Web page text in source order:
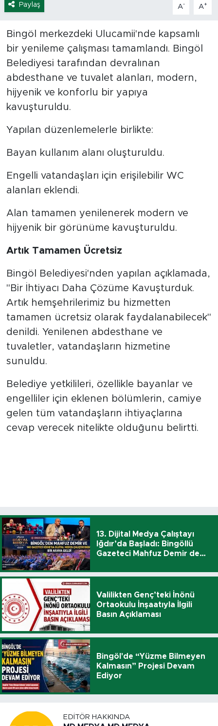
Paylaş A- A+
Bingöl merkezdeki Ulucamii'nde kapsamlı
bir yenileme çalışması tamamlandı. Bingöl
Belediyesi tarafından devralınan
abdesthane ve tuvalet alanları, modern,
hijyenik ve konforlu bir yapıya
kavuşturuldu.
Yapılan düzenlemelerle birlikte:
Bayan kullanım alanı oluşturuldu.
Engelli vatandaşları için erişilebilir WC
alanları eklendi.
Alan tamamen yenilenerek modern ve
hijyenik bir görünüme kavuşturuldu.
Artık Tamamen Ücretsiz
Bingöl Belediyesi'nden yapılan açıklamada,
"Bir İhtiyacı Daha Çözüme Kavuşturduk.
Artık hemşehrilerimiz bu hizmetten
tamamen ücretsiz olarak faydalanabilecek"
denildi. Yenilenen abdesthane ve
tuvaletler, vatandaşların hizmetine
sunuldu.
Belediye yetkilileri, özellikle bayanlar ve
engelliler için eklenen bölümlerin, camiye
gelen tüm vatandaşların ihtiyaçlarına
cevap verecek nitelikte olduğunu belirtti.
13. Dijital Medya Çalıştayı
Iğdır’da Başladı: Bingöllü
Gazeteci Mahfuz Demir de
Valilikten Genç’teki İnönü
Ortaokulu İnşaatıyla İlgili
Basın Açıklaması
Bingöl'de “Yüzme Bilmeyen
Kalmasın” Projesi Devam
Ediyor
EDITÖR HAKKINDA
Bingöl Kaza Haberleri